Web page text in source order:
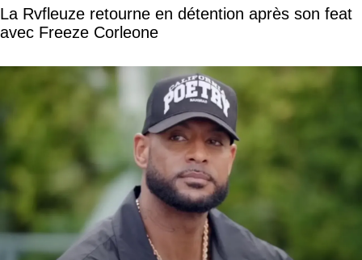
La Rvfleuze retourne en détention après son feat
avec Freeze Corleone